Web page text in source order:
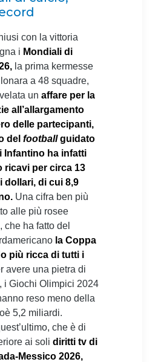
con la vittoria
i Mondiali di
la prima kermesse
a 48 squadre,
un affare per la
all’allargamento
delle partecipanti,
del footballguidato
Infantino ha infatti
ricavi per circa 13
dollari, di cui 8,9
Una cifra ben più
alle più rosee
che ha fatto del
la Coppa
più ricca di tutti i
avere una pietra di
i Giochi Olimpici 2024
reso meno della
5,2 miliardi.
che è di
ai soli diritti tv di
Messico 2026,